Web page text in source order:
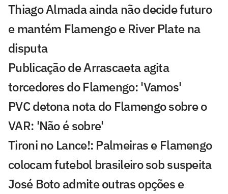
Thiago Almada ainda não decide futuro
e mantém Flamengo e River Plate na
disputa
Publicação de Arrascaeta agita
torcedores do Flamengo: 'Vamos'
PVC detona nota do Flamengo sobre o
VAR: 'Não é sobre'
Tironi no Lance!: Palmeiras e Flamengo
colocam futebol brasileiro sob suspeita
José Boto admite outras opções e